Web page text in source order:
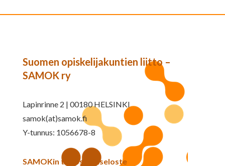
Suomen opiskelijakuntien liitto –
SAMOK ry
Lapinrinne 2 | 00180 HELSINKI
samok(at)samok.fi
Y-tunnus: 1056678-8
SAMOKin tietosuojaseloste